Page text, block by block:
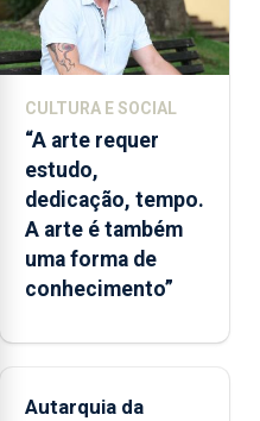
museus
e
núcleos
integrados
na
Rede
Municipal
de
Museus
aos
durante
mês
CULTURA E SOCIAL
“A arte requer
estudo,
dedicação, tempo.
A arte é também
uma forma de
conhecimento”
Autarquia da